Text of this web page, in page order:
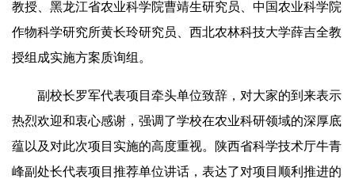
教授、黑龙江省农业科学院曹靖生研究员、中国农业科学院
作物科学研究所黄长玲研究员、西北农林科技大学薛吉全教
授组成实施方案质询组。
副校长罗军代表项目牵头单位致辞，对大家的到来表示
热烈欢迎和衷心感谢，强调了学校在农业科研领域的深厚底
蕴以及对此次项目实施的高度重视。陕西省科学技术厅牛青
峰副处长代表项目推荐单位讲话，表达了对项目顺利推进的